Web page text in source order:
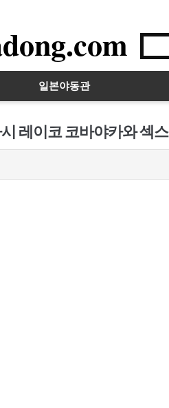
일본야동관
레이코 코바야카와 섹스